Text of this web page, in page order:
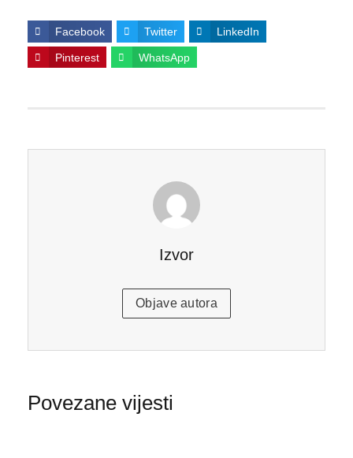
Facebook Twitter LinkedIn
Pinterest WhatsApp
Izvor
Objave autora
Povezane vijesti